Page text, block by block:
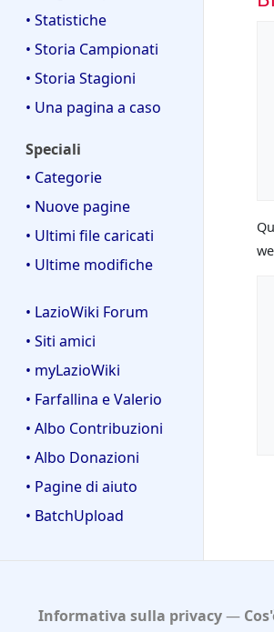
• Statistiche
• Storia Campionati
• Storia Stagioni
• Una pagina a caso
Speciali
• Categorie
• Nuove pagine
• Ultimi file caricati
• Ultime modifiche
• LazioWiki Forum
• Siti amici
• myLazioWiki
• Farfallina e Valerio
• Albo Contribuzioni
• Albo Donazioni
• Pagine di aiuto
• BatchUpload
Informativa sulla privacy